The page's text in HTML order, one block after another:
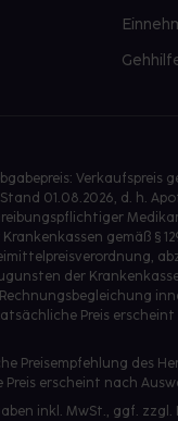
Verkaufspreis
01.08.2026, d. h.
gemäß §
der Krankenkasse
Rechnungsbegleichung
Preis
Preisempfehlung des
erscheint nach
inkl. MwSt., ggf.